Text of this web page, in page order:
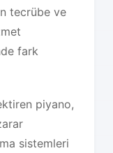
tecrübe ve
fark
piyano,
sistemleri